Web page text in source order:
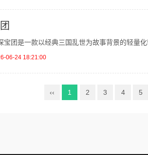
团是一款以经典三国乱世为故事背景的轻量化轻松策
06-24 18:21:00
‹‹ 1 2 3 4 5